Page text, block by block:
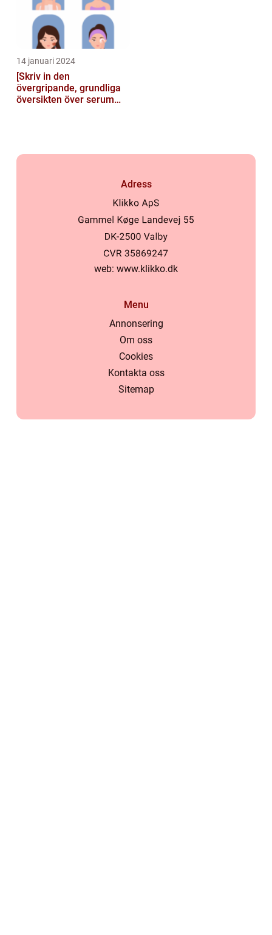
14 januari 2024
[Skriv in den
övergripande, grundliga
översikten över serum
Adress
web: www.klikko.dk
Menu
Annonsering
Om oss
Cookies
Kontakta oss
Sitemap